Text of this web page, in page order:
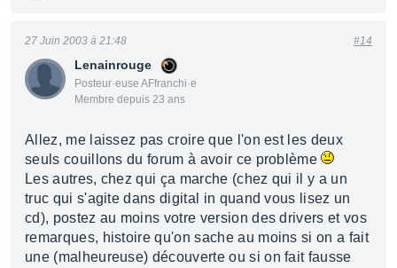
Lenainrouge
Posteur·euse AFfranchi·e
Membre depuis 23 ans
27 Juin 2003 à 21:48 #14
Allez, me laissez pas croire que l'on est les deux
seuls couillons du forum à avoir ce problème
Les autres, chez qui ça marche (chez qui il y a un
truc qui s'agite dans digital in quand vous lisez un
cd), postez au moins votre version des drivers et vos
remarques, histoire qu'on sache au moins si on a fait
une (malheureuse) découverte ou si on fait fausse